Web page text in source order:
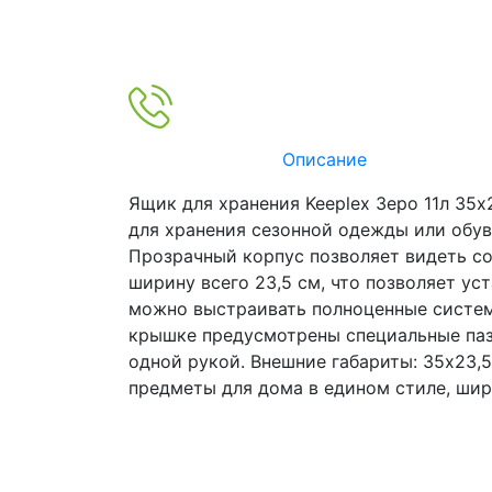
Описание
Ящик для хранения Keeplex Зеро 11л
для хранения сезонной одежды или
Прозрачный корпус позволяет видеть
ширину всего 23,5 см, что позволяет
можно выстраивать полноценные
крышке предусмотрены специальные
одной рукой. Внешние габариты:
предметы для дома в едином стиле,